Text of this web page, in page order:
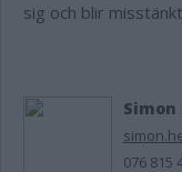
sig och blir
Simon
076 815